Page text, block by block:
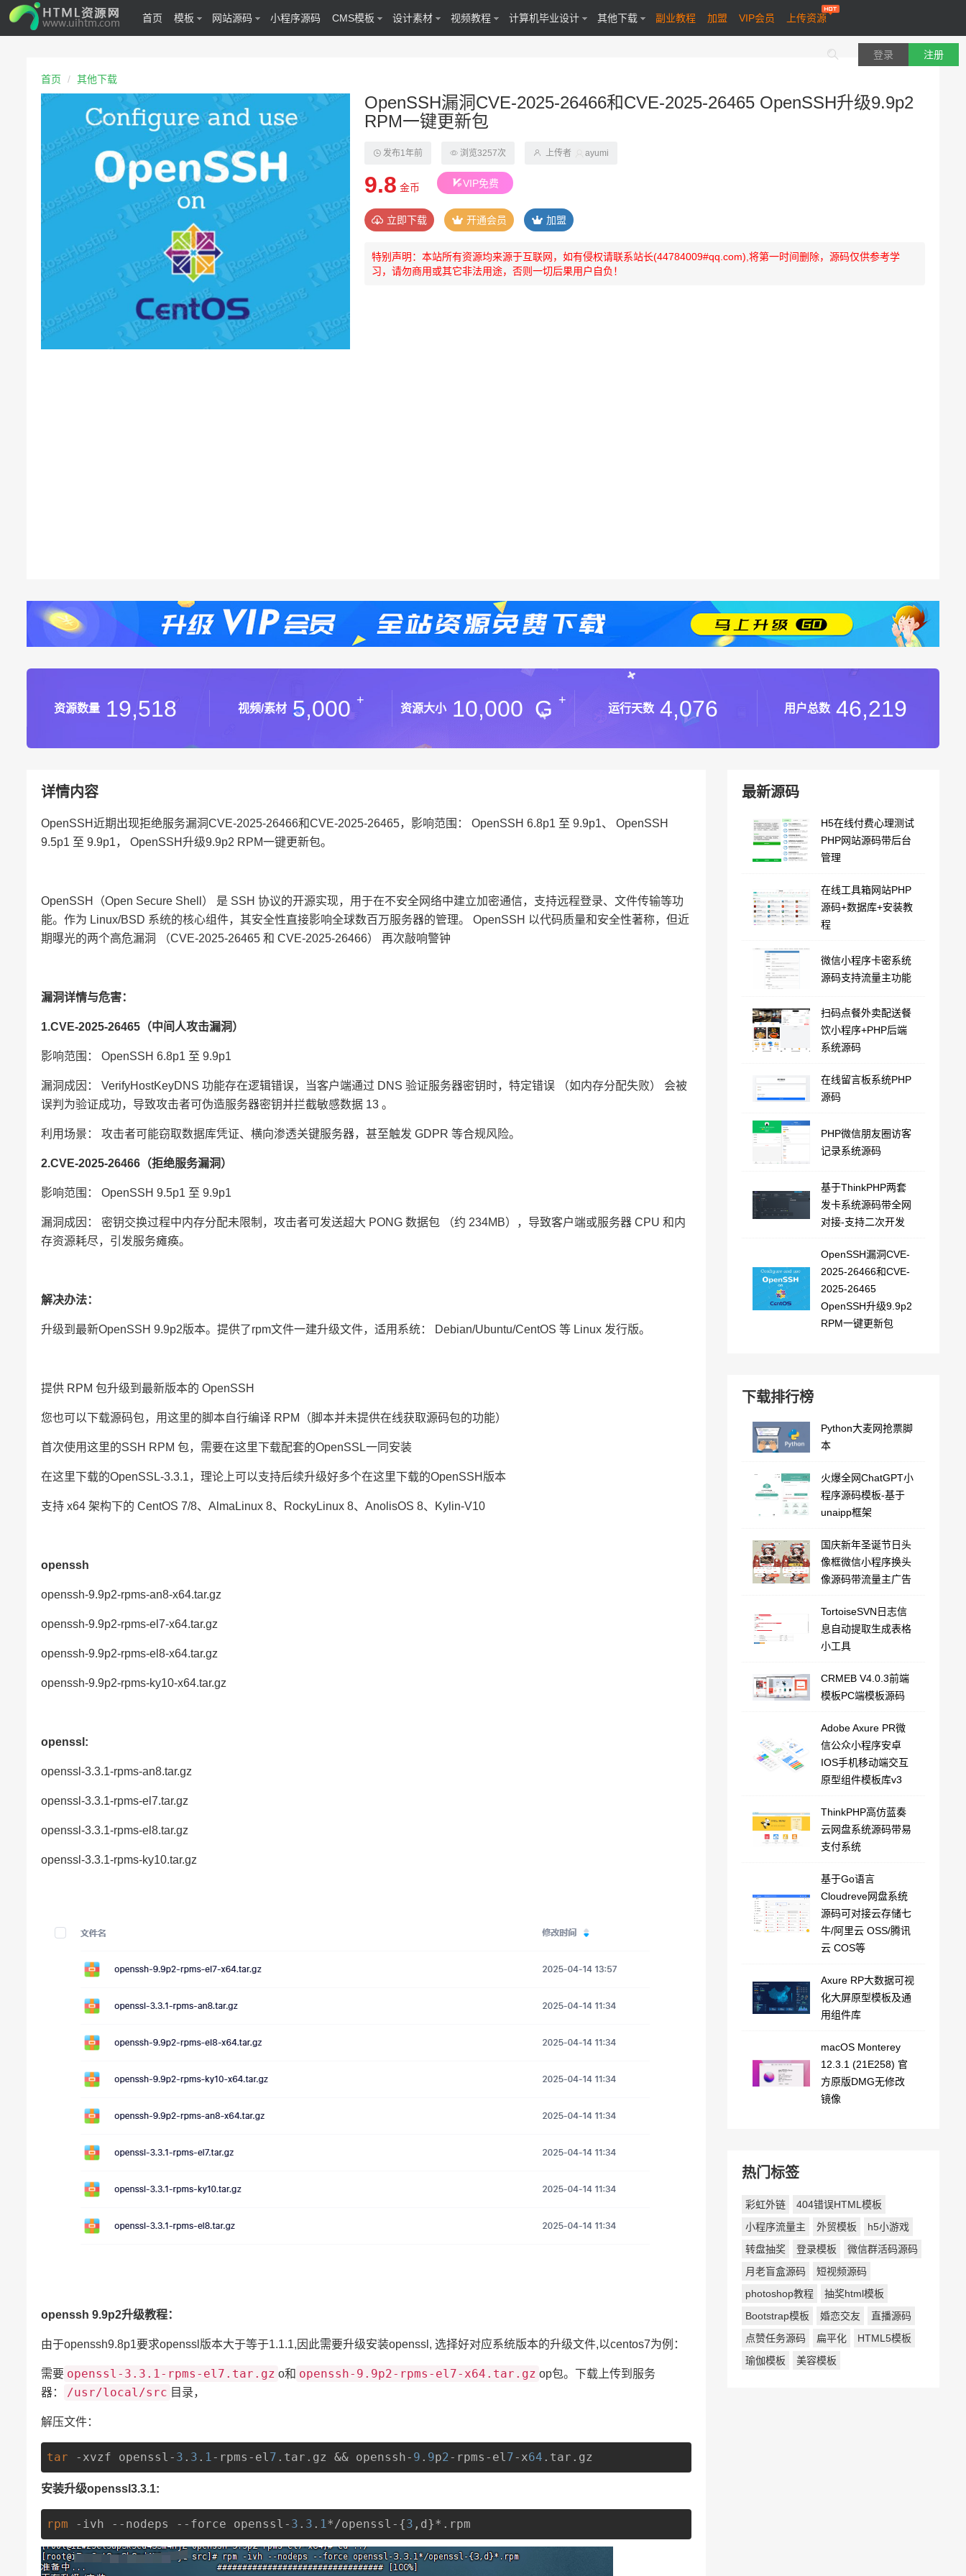
首页 模板 网站源码 小程序源码 CMS模板 设计素材 视频教程 计算机毕业设计 其他下载 副业教程 加盟 VIP会员 上传资源
登录 注册
首页 其他下载
OpenSSH漏洞CVE-2025-26466和CVE-2025-26465 OpenSSH升级9.9p2
RPM一键更新包
发布1年前 浏览3257次 上传者 ayumi
9.8 金币 VIP免费
立即下载 开通会员 加盟
特别声明：本站所有资源均来源于互联网，如有侵权请联系站长(44784009#qq.com),将第一时间删除，源码仅供参考学
习，请勿商用或其它非法用途，否则一切后果用户自负！
资源数量 19,518 视频/素材 5,000 +
资源大小 10,000 G +
运行天数 4,076 用户总数 46,219
详情内容
OpenSSH近期出现拒绝服务漏洞CVE-2025-26466和CVE-2025-26465，影响范围： OpenSSH 6.8p1 至 9.9p1、 OpenSSH
9.5p1 至 9.9p1， OpenSSH升级9.9p2 RPM一键更新包。
OpenSSH（Open Secure Shell） 是 SSH 协议的开源实现，用于在不安全网络中建立加密通信，支持远程登录、文件传输等功
能。作为 Linux/BSD 系统的核心组件，其安全性直接影响全球数百万服务器的管理。 OpenSSH 以代码质量和安全性著称，但近
期曝光的两个高危漏洞 （CVE-2025-26465 和 CVE-2025-26466） 再次敲响警钟
漏洞详情与危害：
1.CVE-2025-26465（中间人攻击漏洞）
影响范围： OpenSSH 6.8p1 至 9.9p1
漏洞成因： VerifyHostKeyDNS 功能存在逻辑错误，当客户端通过 DNS 验证服务器密钥时，特定错误 （如内存分配失败） 会被
误判为验证成功，导致攻击者可伪造服务器密钥并拦截敏感数据 13 。
利用场景： 攻击者可能窃取数据库凭证、横向渗透关键服务器，甚至触发 GDPR 等合规风险。
2.CVE-2025-26466（拒绝服务漏洞）
影响范围： OpenSSH 9.5p1 至 9.9p1
漏洞成因： 密钥交换过程中内存分配未限制，攻击者可发送超大 PONG 数据包 （约 234MB），导致客户端或服务器 CPU 和内
存资源耗尽，引发服务瘫痪。
解决办法：
升级到最新OpenSSH 9.9p2版本。提供了rpm文件一建升级文件，适用系统： Debian/Ubuntu/CentOS 等 Linux 发行版。
提供 RPM 包升级到最新版本的 OpenSSH
您也可以下载源码包，用这里的脚本自行编译 RPM（脚本并未提供在线获取源码包的功能）
首次使用这里的SSH RPM 包，需要在这里下载配套的OpenSSL一同安装
在这里下载的OpenSSL-3.3.1，理论上可以支持后续升级好多个在这里下载的OpenSSH版本
支持 x64 架构下的 CentOS 7/8、AlmaLinux 8、RockyLinux 8、AnolisOS 8、Kylin-V10
openssh
openssh-9.9p2-rpms-an8-x64.tar.gz
openssh-9.9p2-rpms-el7-x64.tar.gz
openssh-9.9p2-rpms-el8-x64.tar.gz
openssh-9.9p2-rpms-ky10-x64.tar.gz
openssl:
openssl-3.3.1-rpms-an8.tar.gz
openssl-3.3.1-rpms-el7.tar.gz
openssl-3.3.1-rpms-el8.tar.gz
openssl-3.3.1-rpms-ky10.tar.gz
openssh 9.9p2升级教程：
由于openssh9.8p1要求openssl版本大于等于1.1.1,因此需要升级安装openssl, 选择好对应系统版本的升级文件,以centos7为例：
需要 openssl-3.3.1-rpms-el7.tar.gz o和 openssh-9.9p2-rpms-el7-x64.tar.gz op包。下载上传到服务
器：
/usr/local/src 目录，
解压文件：
tar -xvzf openssl- 3 . 3 . 1 -rpms-el 7 .tar.gz && openssh- 9 . 9p2-rpms-el 7-x64 .tar.gz
安装升级openssl3.3.1:
rpm -ivh --nodeps --force openssl- 3 . 3 . 1 */openssl-{3 ,d}*.rpm
最新源码
H5在线付费心理测试
PHP网站源码带后台
管理
在线工具箱网站PHP
源码+数据库+安装教
程
微信小程序卡密系统
源码支持流量主功能
扫码点餐外卖配送餐
饮小程序+PHP后端
系统源码
在线留言板系统PHP
源码
PHP微信朋友圈访客
记录系统源码
基于ThinkPHP两套
发卡系统源码带全网
对接-支持二次开发
OpenSSH漏洞CVE-
2025-26466和CVE-
2025-26465
OpenSSH升级9.9p2
RPM一键更新包
下载排行榜
Python大麦网抢票脚
本
火爆全网ChatGPT小
程序源码模板-基于
unaipp框架
国庆新年圣诞节日头
像框微信小程序换头
像源码带流量主广告
TortoiseSVN日志信
息自动提取生成表格
小工具
CRMEB V4.0.3前端
模板PC端模板源码
Adobe Axure PR微
信公众小程序安卓
IOS手机移动端交互
原型组件模板库v3
ThinkPHP高仿蓝奏
云网盘系统源码带易
支付系统
基于Go语言
Cloudreve网盘系统
源码可对接云存储七
牛/阿里云 OSS/腾讯
云 COS等
Axure RP大数据可视
化大屏原型模板及通
用组件库
macOS Monterey
12.3.1 (21E258) 官
方原版DMG无修改
镜像
热门标签
彩虹外链
404错误HTML模板
小程序流量主
外贸模板
h5小游戏
转盘抽奖
登录模板
微信群活码源码
月老盲盒源码
短视频源码
photoshop教程
抽奖html模板
Bootstrap模板
婚恋交友
直播源码
点赞任务源码
扁平化
HTML5模板
瑜伽模板
美容模板